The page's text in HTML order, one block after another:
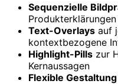
Sequenzielle
Produkterklärungen
Text-Overlays auf
kontextbezogene
Highlight-Pills zur
Kernaussagen
Flexible Gestaltung